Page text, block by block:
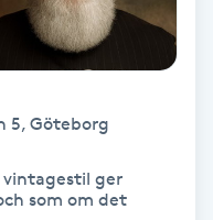
5, Göteborg
vintagestil ger
som om det